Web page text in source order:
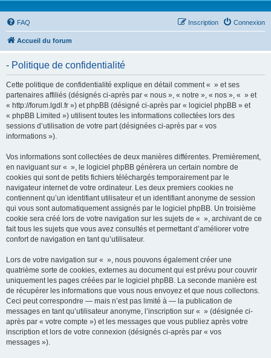
FAQ Connexion
Inscription
Accueil du forum
- Politique de confidentialité
Cette politique de confidentialité explique en détail comment « » et ses
partenaires affiliés (désignés ci-après par « nous », « notre », « nos », « » et
« http://forum.lgdl.fr ») et phpBB (désigné ci-après par « logiciel phpBB » et
« phpBB Limited ») utilisent toutes les informations collectées lors des
sessions d’utilisation de votre part (désignées ci-après par « vos
informations »).
Vos informations sont collectées de deux manières différentes. Premièrement,
en naviguant sur « », le logiciel phpBB génèrera un certain nombre de
cookies qui sont de petits fichiers téléchargés temporairement par le
navigateur internet de votre ordinateur. Les deux premiers cookies ne
contiennent qu’un identifiant utilisateur et un identifiant anonyme de session
qui vous sont automatiquement assignés par le logiciel phpBB. Un troisième
cookie sera créé lors de votre navigation sur les sujets de « », archivant de ce
fait tous les sujets que vous avez consultés et permettant d’améliorer votre
confort de navigation en tant qu’utilisateur.
Lors de votre navigation sur « », nous pouvons également créer une
quatrième sorte de cookies, externes au document qui est prévu pour couvrir
uniquement les pages créées par le logiciel phpBB. La seconde manière est
de récupérer les informations que vous nous envoyez et que nous collectons.
Ceci peut correspondre — mais n’est pas limité à — la publication de
messages en tant qu’utilisateur anonyme, l’inscription sur « » (désignée ci-
après par « votre compte ») et les messages que vous publiez après votre
inscription et lors de votre connexion (désignés ci-après par « vos
messages »).